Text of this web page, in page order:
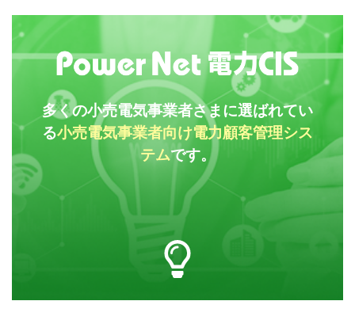
多くの小売電気事業者さまに選ばれてい
る小売電気事業者向け電力顧客管理シス
テムです。